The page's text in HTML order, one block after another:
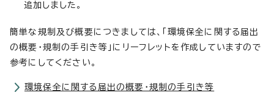
追加しました。
簡単な規制及び概要につきましては、「環境保全に関する届出
の概要・規制の手引き等」にリーフレットを作成していますので
参考にしてください。
環境保全に関する届出の概要・規制の手引き等